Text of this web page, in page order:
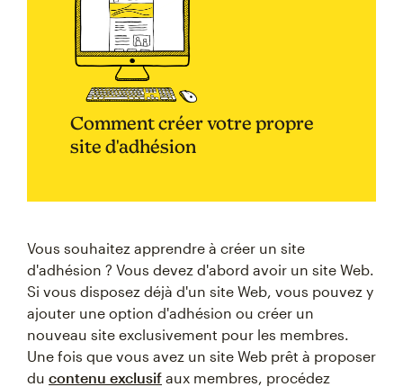
Comment créer votre propre
site d'adhésion
Vous souhaitez apprendre à créer un site
d'adhésion ? Vous devez d'abord avoir un site Web.
Si vous disposez déjà d'un site Web, vous pouvez y
ajouter une option d'adhésion ou créer un
nouveau site exclusivement pour les membres.
Une fois que vous avez un site Web prêt à proposer
du contenu exclusif aux membres, procédez